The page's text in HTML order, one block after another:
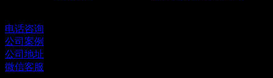
电话咨询
公司案例
公司地址
微信客服